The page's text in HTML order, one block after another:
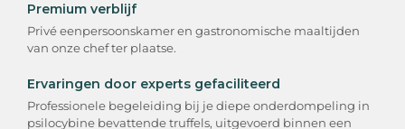
Premium verblijf
Privé eenpersoonskamer en gastronomische maaltijden
van onze chef ter plaatse.
Ervaringen door experts gefaciliteerd
Professionele begeleiding bij je diepe onderdompeling in
psilocybine bevattende truffels, uitgevoerd binnen een